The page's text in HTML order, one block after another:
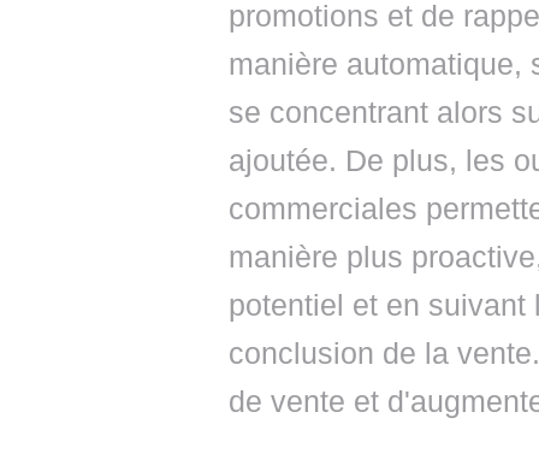
promotions et de
manière automatique,
se concentrant alors
ajoutée. De plus, les
commerciales
manière plus
potentiel et en
conclusion de la
de vente et